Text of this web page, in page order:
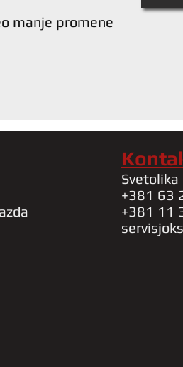
manje promene
Svetolika
+381 63
+381 11